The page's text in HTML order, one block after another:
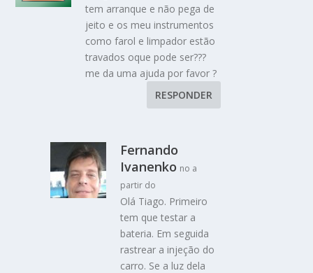
tem arranque e não pega de
jeito e os meu instrumentos
como farol e limpador estão
travados oque pode ser???
me da uma ajuda por favor ?
RESPONDER
Fernando
Ivanenko no a
partir do
Olá Tiago. Primeiro
tem que testar a
bateria. Em seguida
rastrear a injeção do
carro. Se a luz dela